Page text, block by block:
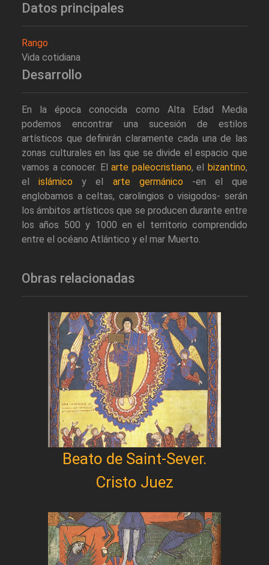
Datos principales
Rango
Vida cotidiana
Desarrollo
En la época conocida como Alta Edad Media
podemos encontrar una sucesión de estilos
artísticos que definirán claramente cada una de las
zonas culturales en las que se divide el espacio que
vamos a conocer. Elarte paleocristiano, el bizantino,
elislámico y el arte germánico -en el que
englobamos a celtas, carolingios o visigodos- serán
los ámbitos artísticos que se producen durante entre
los años 500 y 1000 en el territorio comprendido
entre el océano Atlántico y el mar Muerto.
Obras relacionadas
Beato de Saint-Sever.
Cristo Juez